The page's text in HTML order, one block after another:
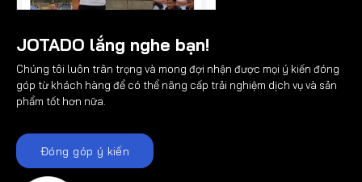
JOTADO lắng nghe bạn!
Chúng tôi luôn trân trọng và mong đợi nhận được mọi ý kiến đóng
góp từ khách hàng để có thể nâng cấp trải nghiệm dịch vụ và sản
phẩm tốt hơn nữa.
Đóng góp ý kiến